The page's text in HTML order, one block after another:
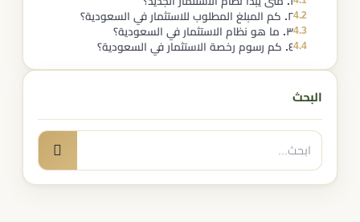
4.2٢. كم المبلغ المطلوب للاستثمار في السعودية؟
4.3٣. ما هو نظام الاستثمار في السعودية؟
4.4٤. كم رسوم رخصة الاستثمار في السعودية؟
البحث
البحث
عن:
بحث